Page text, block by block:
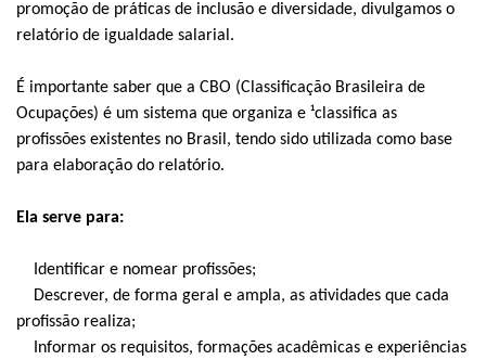
promoção de práticas de inclusão e diversidade, divulgamos o
relatório de igualdade salarial.
É importante saber que a CBO (Classificação Brasileira de
Ocupações) é um sistema que organiza e ¹classifica as
profissões existentes no Brasil, tendo sido utilizada como base
para elaboração do relatório.
Ela serve para:
Identificar e nomear profissões;
Descrever, de forma geral e ampla, as atividades que cada
profissão realiza;
Informar os requisitos, formações acadêmicas e experiências